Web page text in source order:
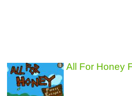
All For Honey